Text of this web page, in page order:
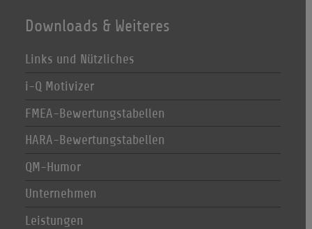
Downloads & Weiteres
Links und Nützliches
i-Q Motivizer
FMEA-Bewertungstabellen
HARA-Bewertungstabellen
QM-Humor
Unternehmen
Leistungen